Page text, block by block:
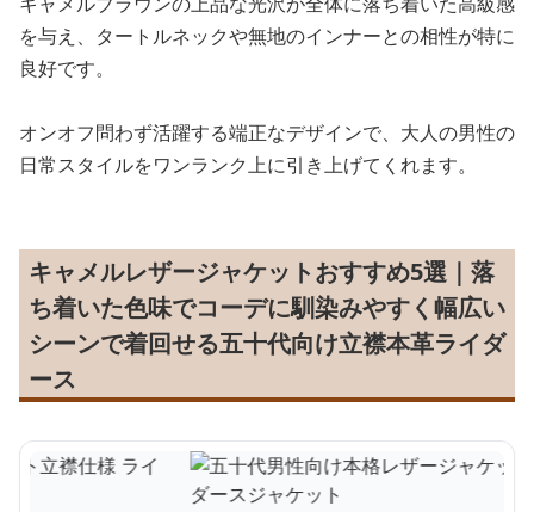
を与え、タートルネックや無地のインナーとの相性が特に
良好です。
オンオフ問わず活躍する端正なデザインで、大人の男性の
日常スタイルをワンランク上に引き上げてくれます。
キャメルレザージャケットおすすめ5選｜落
ち着いた色味でコーデに馴染みやすく幅広い
シーンで着回せる五十代向け立襟本革ライダ
ース